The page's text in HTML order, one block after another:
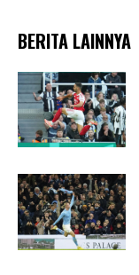
BERITA LAINNYA